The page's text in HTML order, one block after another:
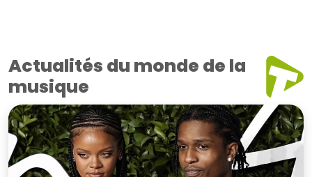
Actualités du monde de la
musique